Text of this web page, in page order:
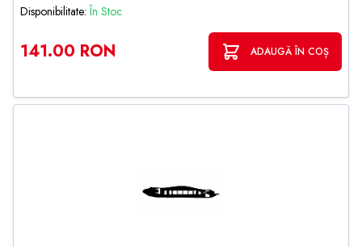
Disponibilitate:În Stoc
141.00 RON ADAUGĂ ÎN COȘ